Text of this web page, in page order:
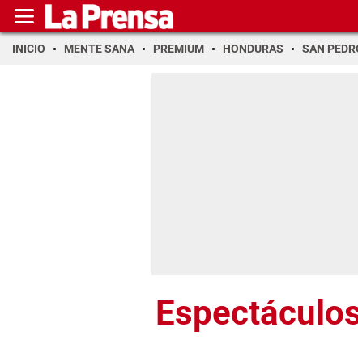
INICIO MENTE SANA PREMIUM HONDURAS SAN